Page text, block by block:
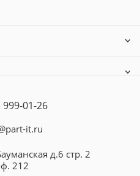
999-01-26
it.ru
д.6 стр. 2
212